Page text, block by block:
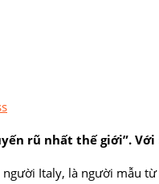
rũ nhất thế giới”.
Italy, là người mẫu